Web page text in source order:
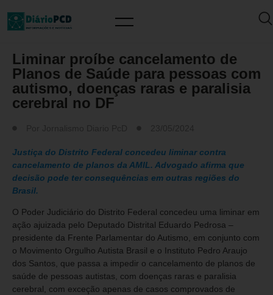
Liminar proíbe cancelamento de
Planos de Saúde para pessoas com
autismo, doenças raras e paralisia
cerebral no DF
Justiça do Distrito Federal concedeu liminar contra
cancelamento de planos da AMIL. Advogado afirma que
decisão pode ter consequências em outras regiões do
Brasil.
O Poder Judiciário do Distrito Federal concedeu uma liminar em
ação ajuizada pelo Deputado Distrital Eduardo Pedrosa –
presidente da Frente Parlamentar do Autismo, em conjunto com
o Movimento Orgulho Autista Brasil e o Instituto Pedro Araujo
dos Santos, que passa a impedir o cancelamento de planos de
saúde de pessoas autistas, com doenças raras e paralisia
cerebral, com exceção apenas de casos comprovados de